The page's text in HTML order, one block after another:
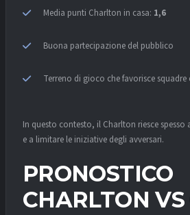
Media punti Charlton in casa: 1,6
Buona partecipazione del pubblico
Terreno di gioco che favorisce squadre
In questo contesto, il Charlton riesce spesso
e a limitare le iniziative degli avversari.
PRONOSTICO
CHARLTON VS